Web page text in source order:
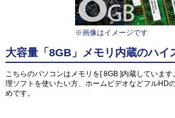
※画像はイメージです
大容量「8GB」メモリ内蔵のハイ
こちらのパソコンはメモリを[ 8GB ]内蔵していま
理ソフトを使いたい方、ホームビデオなどフルHD
めです。